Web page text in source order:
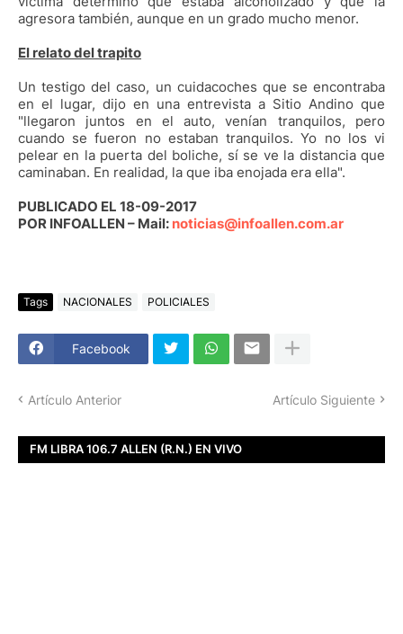
agresora también, aunque en un grado mucho menor.
El relato del trapito
Un testigo del caso, un cuidacoches que se encontraba
en el lugar, dijo en una entrevista a Sitio Andino que
"llegaron juntos en el auto, venían tranquilos, pero
cuando se fueron no estaban tranquilos. Yo no los vi
pelear en la puerta del boliche, sí se ve la distancia que
caminaban. En realidad, la que iba enojada era ella".
PUBLICADO EL 18-09-2017
POR INFOALLEN – Mail: noticias@infoallen.com.ar
Tags NACIONALES POLICIALES
Facebook
Artículo Anterior Artículo Siguiente
FM LIBRA 106.7 ALLEN (R.N.) EN VIVO